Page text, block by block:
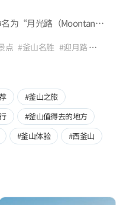
名为“月光路（Moontan
蒙马特山丘，
点 #釜山名胜 #迎月路
#釜山之旅
#釜山值得去的地方
#釜山体验
#西釜山